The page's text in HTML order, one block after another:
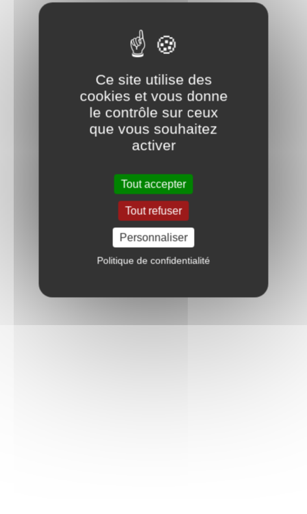
Ce site utilise des
cookies et vous donne
le contrôle sur ceux
que vous souhaitez
activer
Tout accepter
Tout refuser
Personnaliser
Politique de confidentialité